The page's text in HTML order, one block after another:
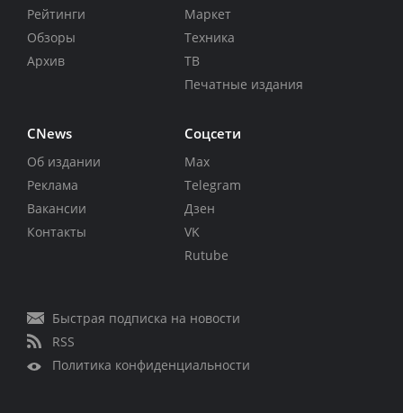
Рейтинги
Обзоры
Архив
Маркет
Техника
ТВ
Печатные издания
CNews
Об издании
Реклама
Вакансии
Контакты
Соцсети
Max
Telegram
Дзен
VK
Rutube
Быстрая подписка на новости
RSS
Политика конфиденциальности